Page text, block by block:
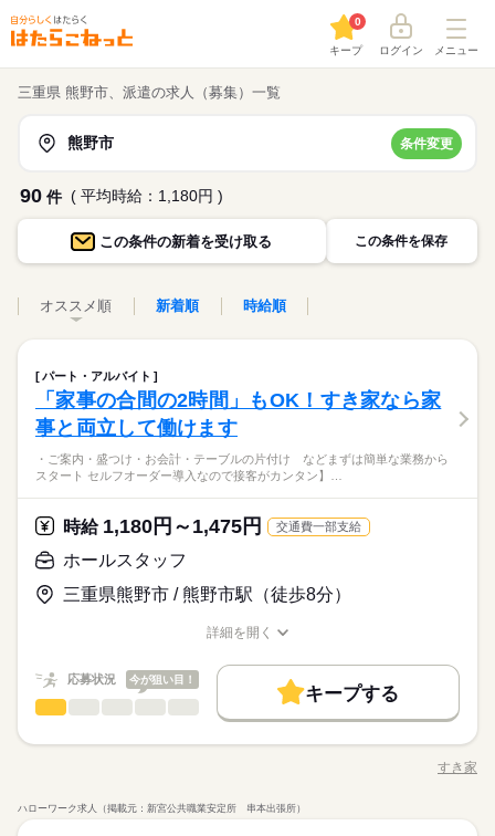
キープ
0
ログイン メニュー
三重県 熊野市、派遣の求人（募集）一覧
熊野市 条件変更
90 件 ( 平均時給：1,180円 )
この条件の新着を受け取る この条件を保存
オススメ順 新着順 時給順
パート・アルバイト
「家事の合間の2時間」もOK！すき家なら家
事と両立して働けます
・ご案内・盛つけ・お会計・テーブルの片付け などまずは簡単な業務から
スタート セルフオーダー導入なので接客がカンタン】…
時給 1,180円～1,475円 交通費一部支給
ホールスタッフ
三重県熊野市 / 熊野市駅（徒歩8分）
朝って、ごはんを作って、 お子さんを見送って、 家事をこなし
て… となかなか落ち着かないですよね。 そんなときは、 少し落
簡単な業務からスタート！ 【セルフオーダー導入なので接客が
カンタン】 注文はお客様自身でオーダーするセルフオーダー式
とんどありません。 ※一部店舗を除く すぐに覚えられるお仕事
続きを読む
詳細を開く
応募状況 今が狙い目！
キープする
給与/時間/休日
すき家
ハローワーク求人（掲載元：新宮公共職業安定所 串本出張所）